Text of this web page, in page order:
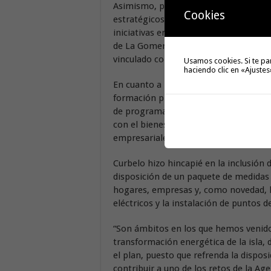
Asimismo, puso en valor el
estratégicos que tienen una
iniciativas en el ámbito social,
de La Gomera, “convirtiéndose en
vinculado con los principios de
En cuanto a las líneas de acción se
formación profesional; el fomento
de programas y actividades; el
con el bienestar social. Del mismo
empresariales, modernización y
Curbelo hizo hincapié en la inclusión
disposición de un paquete de
hogares, empresas y, como
eléctricos y la instalación de puntos
“Son ámbitos en los que hemos
transformación energética de la isla,
el plan, puesto que refrenda la
contribuir a uno de los retos de la
Cookies
Usamos cookies. Si te
haciendo clic en